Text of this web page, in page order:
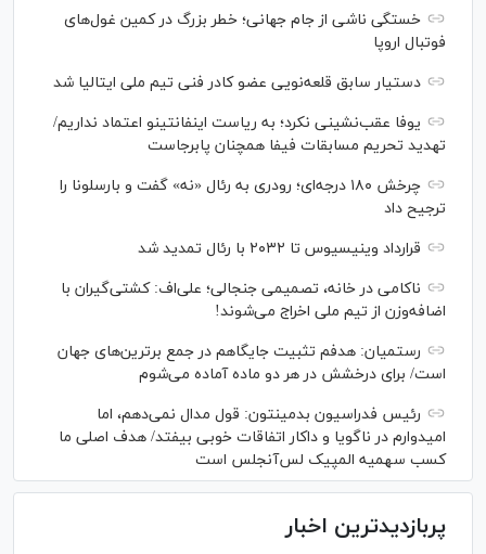
خستگی ناشی از جام جهانی؛ خطر بزرگ در کمین غول‌های
فوتبال اروپا
دستیار سابق قلعه‌نویی عضو کادر فنی تیم ملی ایتالیا شد
یوفا عقب‌نشینی نکرد؛ به ریاست اینفانتینو اعتماد نداریم/
تهدید تحریم مسابقات فیفا همچنان پابرجاست
چرخش ۱۸۰ درجه‌ای؛ رودری به رئال «نه» گفت و بارسلونا را
ترجیح داد
قرارداد وینیسیوس تا ۲۰۳۲ با رئال‌ تمدید شد
ناکامی در خانه، تصمیمی جنجالی؛ علی‌اف: کشتی‌گیران با
اضافه‌وزن از تیم ملی اخراج می‌شوند!
رستمیان: هدفم تثبیت جایگاهم در جمع برترین‌های جهان
است/ برای درخشش در هر دو ماده آماده می‌شوم
رئیس فدراسیون بدمینتون: قول مدال نمی‌دهم، اما
امیدوارم در ناگویا و داکار اتفاقات خوبی بیفتد/ هدف اصلی ما
کسب سهمیه المپیک لس‌آنجلس است
پربازدیدترین اخبار